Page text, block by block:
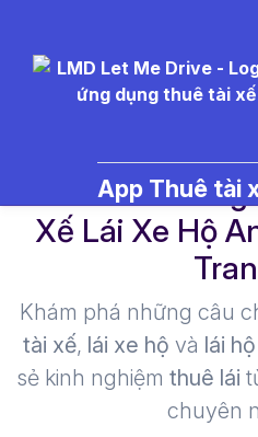
App Thuê tài
thuê tài xế
Xế Lái Xe Hộ
Khám phá những câu
tài xế, lái xe hộ và lái hộ
sẻ kinh nghiệm thuê lái
chuyên